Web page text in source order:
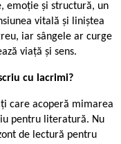
emoție și structură, un
vitală și liniștea
iar sângele ar curge
viață și sens.
cu lacrimi?
care acoperă mimarea
pentru literatură. Nu
de lectură pentru